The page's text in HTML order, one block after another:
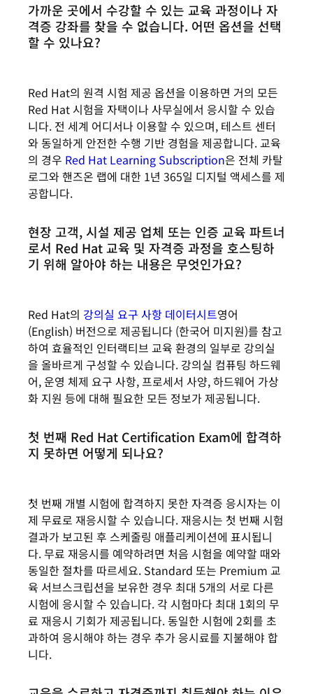
가까운 곳에서 수강할 수 있는 교육 과정이나 자
격증 강좌를 찾을 수 없습니다. 어떤 옵션을 선택
할 수 있나요?
Red Hat의 원격 시험 제공 옵션을 이용하면 거의 모든
Red Hat 시험을 자택이나 사무실에서 응시할 수 있습
니다. 전 세계 어디서나 이용할 수 있으며, 테스트 센터
와 동일하게 안전한 수행 기반 경험을 제공합니다. 교육
의 경우 Red Hat Learning Subscription은 전체 카탈
로그와 핸즈온 랩에 대한 1년 365일 디지털 액세스를 제
공합니다.
현장 고객, 시설 제공 업체 또는 인증 교육 파트너
로서 Red Hat 교육 및 자격증 과정을 호스팅하
기 위해 알아야 하는 내용은 무엇인가요?
Red Hat의 강의실 요구 사항 데이터시트영어
(English) 버전으로 제공됩니다 (한국어 미지원)를 참고
하여 효율적인 인터랙티브 교육 환경의 일부로 강의실
을 올바르게 구성할 수 있습니다. 강의실 컴퓨팅 하드웨
어, 운영 체제 요구 사항, 프로세서 사양, 하드웨어 가상
화 지원 등에 대해 필요한 모든 정보가 제공됩니다.
첫 번째 Red Hat Certification Exam에 합격하
지 못하면 어떻게 되나요?
첫 번째 개별 시험에 합격하지 못한 자격증 응시자는 이
제 무료로 재응시할 수 있습니다. 재응시는 첫 번째 시험
결과가 보고된 후 스케줄링 애플리케이션에 표시됩니
다. 무료 재응시를 예약하려면 처음 시험을 예약할 때와
동일한 절차를 따르세요. Standard 또는 Premium 교
육 서브스크립션을 보유한 경우 최대 5개의 서로 다른
시험에 응시할 수 있습니다. 각 시험마다 최대 1회의 무
료 재응시 기회가 제공됩니다. 동일한 시험에 2회를 초
과하여 응시해야 하는 경우 추가 응시료를 지불해야 합
니다.